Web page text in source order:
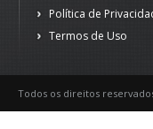
Política de
Termos de Uso
Todos os direitos